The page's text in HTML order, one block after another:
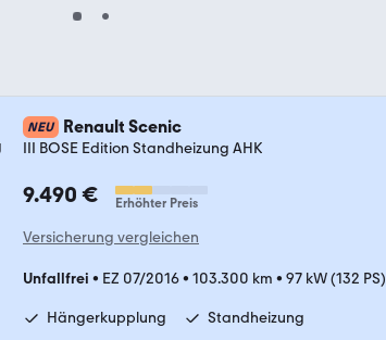
NEU Renault Scenic
III BOSE Edition Standheizung AHK
9.490 € Erhöhter Preis
Versicherung vergleichen
Unfallfrei • EZ 07/2016• 103.300 km • 97 kW (132 PS)
Hängerkupplung Standheizung